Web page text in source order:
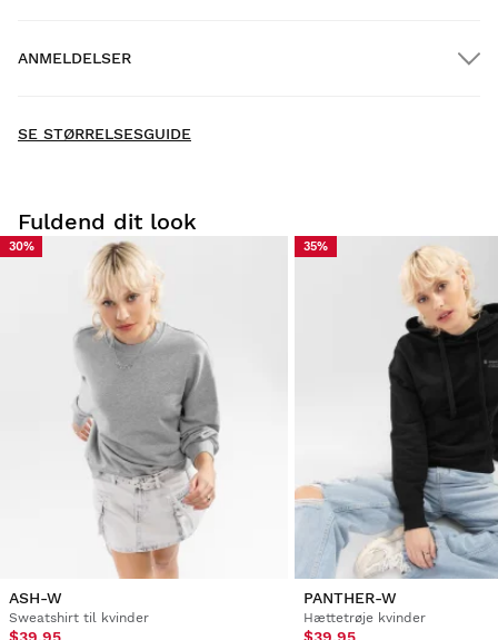
Hjemmelevering over $300.00
Prøv vores produkter komfortabelt i eget hjem.
Du har 30 dage fra leveringsdatoen og frem til at
anmode om en returnering. Returnering af
produkter for
at bytte
størrelse
er helt
Du kan nemt og hurtigt returnere et produkt via din
Siroko-konto.
Refusion via den oprindelige betalingsmetode Fra$9.95
ANMELDELSER
SE STØRRELSESGUIDE
Fuldend dit look
30%
ASH-W
Sweatshirt til kvinder
35%
PANTHER-W
Hættetrøje kvinder